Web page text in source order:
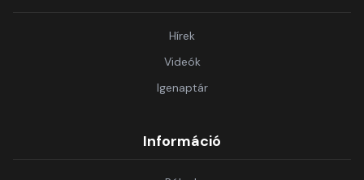
Hírek
Videók
Igenaptár
Információ